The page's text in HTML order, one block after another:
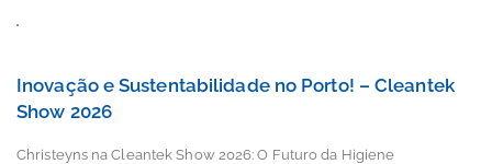
Inovação e Sustentabilidade no Porto! – Cleantek
Show 2026
Christeyns na Cleantek Show 2026: O Futuro da Higiene